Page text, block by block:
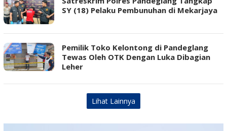
SY (18) Pelaku Pembunuhan di Mekarjaya
Pemilik Toko Kelontong di Pandeglang
Tewas Oleh OTK Dengan Luka Dibagian
Leher
Lihat Lainnya